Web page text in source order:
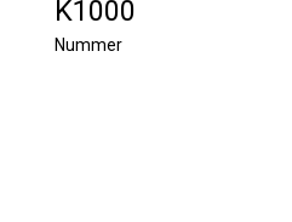
K1000
Nummer